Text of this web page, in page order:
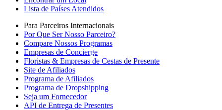
Lista de Países Atendidos
Para Parceiros Internacionais
Por Que Ser Nosso Parceiro?
Compare Nossos Programas
Empresas de Concierge
Floristas & Empresas de Cestas de Presente
Site de Afiliados
Programa de Afiliados
Programa de Dropshipping
Seja um Fornecedor
API de Entrega de Presentes